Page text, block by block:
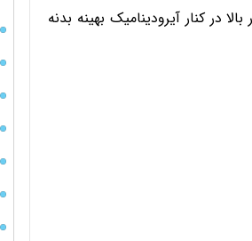
در کنار آیرودینامیک بهینه بدنه